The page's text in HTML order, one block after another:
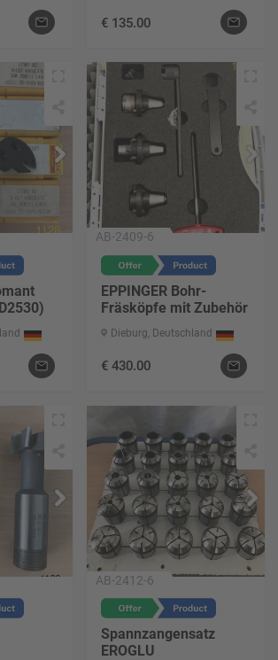
€ 135.00
AB-2409-6
EPPINGER Bohr-
Fräsköpfe mit Zubehör
Dieburg, Deutschland
€ 430.00
AB-2412-6
Spannzangensatz
EROGLU